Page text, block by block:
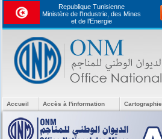
Republique Tunisienne
Ministère de l'Industrie, des Mines
et de l’Energie
Accueil Accès à l'information Cartographie